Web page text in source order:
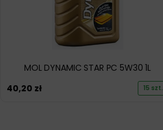
MOL DYNAMIC STAR PC 5W30 1L
40,20 zł 15 szt.